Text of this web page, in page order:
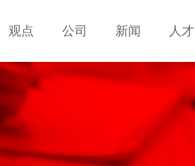
观点 公司 新闻 人才
公司 新闻 人才
观点 公司 新闻 人才
公司 新闻 人才